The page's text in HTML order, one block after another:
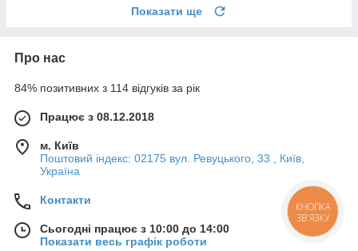
Показати ще
Про нас
84% позитивних з 114 відгуків за рік
Працює з 08.12.2018
м. Київ
Поштовий індекс: 02175 вул. Ревуцького, 33 , Київ,
Україна
Контакти
Сьогодні працює з 10:00 до 14:00
Показати весь графік роботи
КНОПКА
ЗВ'ЯЗКУ